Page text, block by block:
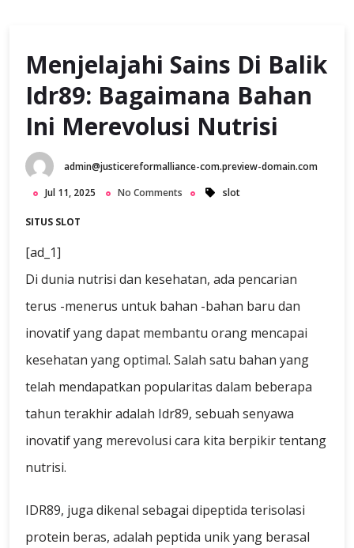
Menjelajahi Sains Di Balik
Idr89: Bagaimana Bahan
Ini Merevolusi Nutrisi
admin@justicereformalliance-com.preview-domain.com
Jul 11, 2025
No Comments slot
SITUS SLOT
[ad_1]
Di dunia nutrisi dan kesehatan, ada pencarian
terus -menerus untuk bahan -bahan baru dan
inovatif yang dapat membantu orang mencapai
kesehatan yang optimal. Salah satu bahan yang
telah mendapatkan popularitas dalam beberapa
tahun terakhir adalah Idr89, sebuah senyawa
inovatif yang merevolusi cara kita berpikir tentang
nutrisi.
IDR89, juga dikenal sebagai dipeptida terisolasi
protein beras, adalah peptida unik yang berasal